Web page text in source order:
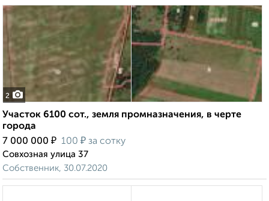
2
Участок 6100 сот., земля промназначения, в черте
города
7 000 000 ₽ 100 ₽ за сотку
Совхозная улица 37
Собственник, 30.07.2020